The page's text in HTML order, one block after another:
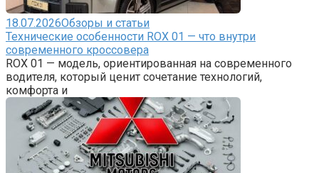
18.07.2026Обзоры и статьи
Технические особенности ROX 01 — что внутри
современного кроссовера
ROX 01 — модель, ориентированная на современного
водителя, который ценит сочетание технологий,
комфорта и